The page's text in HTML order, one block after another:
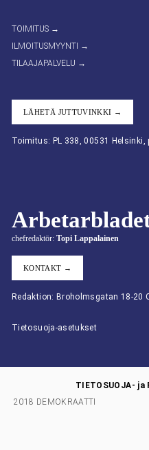
TOIMITUS →
ILMOITUSMYYNTI →
TILAAJAPALVELU →
LÄHETÄ JUTTUVINKKI →
Toimitus: PL 338, 00531 Helsinki,
chefredaktör: Topi Lappalainen
KONTAKT →
Redaktion: Broholmsgatan 18-20
Tietosuoja-asetukset
2018 DEMOKRAATTI
TIETOSUOJA- ja